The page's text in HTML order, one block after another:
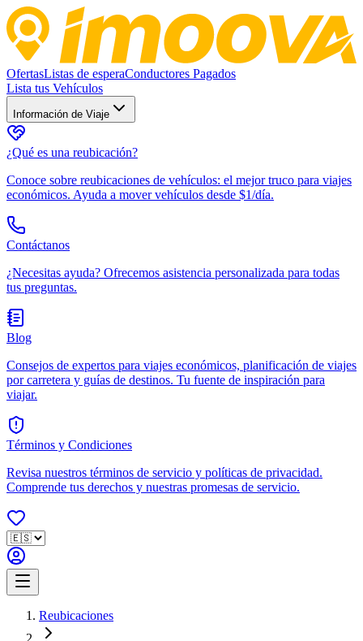
OfertasListas de esperaConductores Pagados
Lista tus Vehículos
Información de Viaje
¿Qué es una reubicación?
Conoce sobre reubicaciones de vehículos: el mejor truco para viajes
económicos. Ayuda a mover vehículos desde $1/día.
Contáctanos
¿Necesitas ayuda? Ofrecemos asistencia personalizada para todas
tus preguntas.
Blog
Consejos de expertos para viajes económicos, planificación de viajes
por carretera y guías de destinos. Tu fuente de inspiración para
viajar.
Términos y Condiciones
Revisa nuestros términos de servicio y políticas de privacidad.
Comprende tus derechos y nuestras promesas de servicio.
Reubicaciones